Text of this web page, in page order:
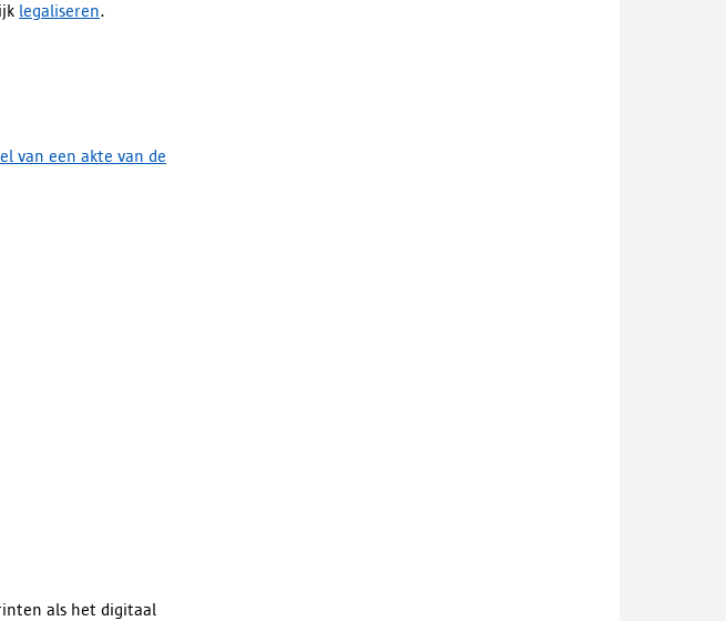
legaliseren.
van een akte van de
als het digitaal